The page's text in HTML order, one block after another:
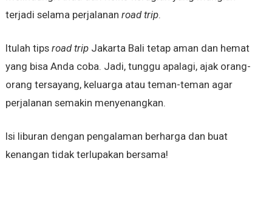
terjadi selama perjalanan road trip.
Itulah tips road tripJakarta Bali tetap aman dan hemat
yang bisa Anda coba. Jadi, tunggu apalagi, ajak orang-
orang tersayang, keluarga atau teman-teman agar
perjalanan semakin menyenangkan.
Isi liburan dengan pengalaman berharga dan buat
kenangan tidak terlupakan bersama!